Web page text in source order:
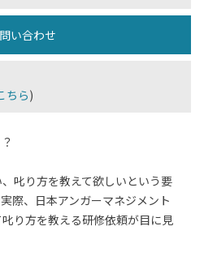
い合わせ
ちら)
叱り方を教えて欲しいという要
際、日本アンガーマネジメント
り方を教える研修依頼が目に見